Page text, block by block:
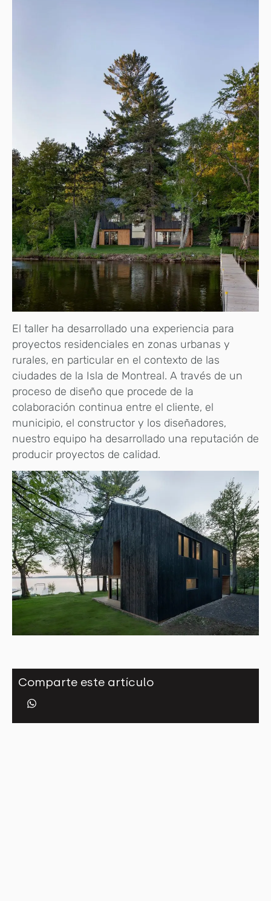
El taller ha desarrollado una experiencia para
proyectos residenciales en zonas urbanas y
rurales, en particular en el contexto de las
ciudades de la Isla de Montreal. A través de un
proceso de diseño que procede de la
colaboración continua entre el cliente, el
municipio, el constructor y los diseñadores,
nuestro equipo ha desarrollado una reputación de
producir proyectos de calidad.
Comparte este artículo